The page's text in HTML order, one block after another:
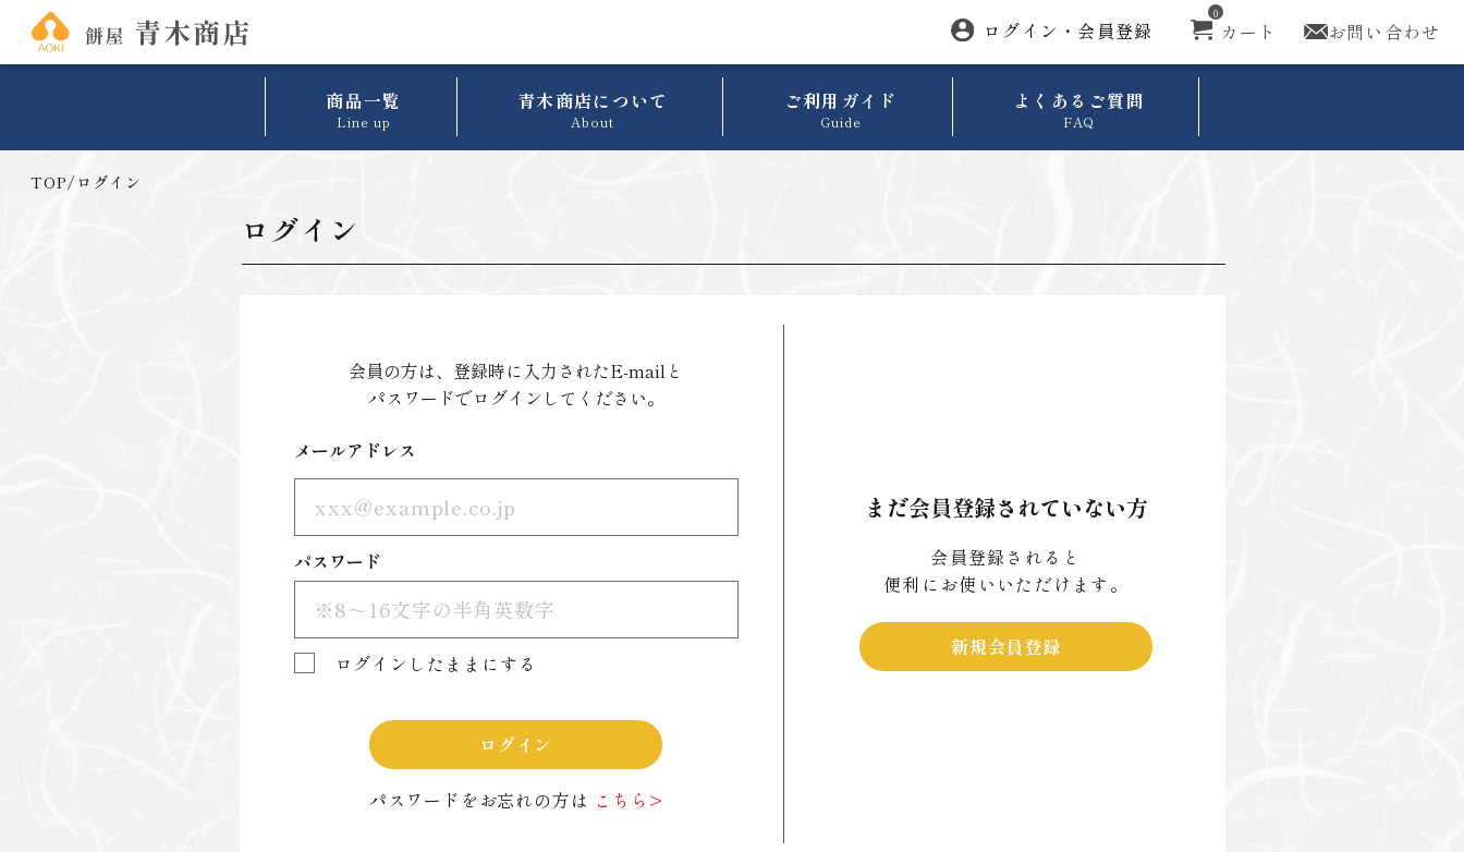
ログイン・会員登録
0
カート お問い合わせ
商品一覧
Line up
青木商店について
About
ご利用ガイド
Guide
よくあるご質問
FAQ
TOP/ログイン
ログイン
会員の方は、登録時に入力されたE-mailと
パスワードでログインしてください。
メールアドレス
パスワード
ログインしたままにする
ログイン
パスワードをお忘れの方は こちら>
まだ会員登録されていない方
会員登録されると
便利にお使いいただけます。
新規会員登録